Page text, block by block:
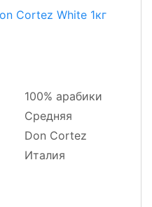
Cortez White 1кг
100% арабики
Средняя
Don Cortez
Италия